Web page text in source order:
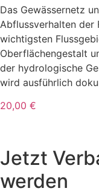
Das Gewässernetz
Abflussverhalten der
wichtigsten
Oberflächengestalt
der hydrologische
wird ausführlich
20,00 €
Jetzt
werden